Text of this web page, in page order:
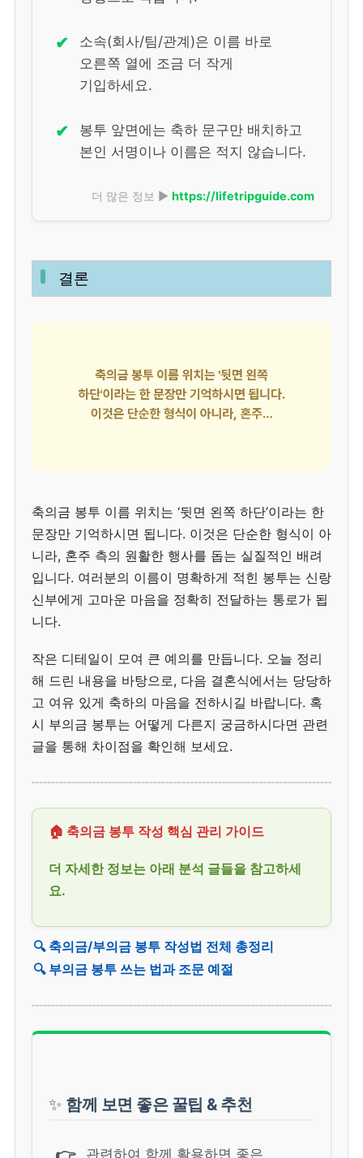
✔
소속(회사/팀/관계)은 이름 바로
오른쪽 열에 조금 더 작게
기입하세요.
✔
봉투 앞면에는 축하 문구만 배치하고
본인 서명이나 이름은 적지 않습니다.
더 많은 정보 ▶ https://lifetripguide.com
결론
축의금 봉투 이름 위치는 ‘뒷면 왼쪽 하단’이라는 한
문장만 기억하시면 됩니다. 이것은 단순한 형식이 아
니라, 혼주 측의 원활한 행사를 돕는 실질적인 배려
입니다. 여러분의 이름이 명확하게 적힌 봉투는 신랑
신부에게 고마운 마음을 정확히 전달하는 통로가 됩
니다.
작은 디테일이 모여 큰 예의를 만듭니다. 오늘 정리
해 드린 내용을 바탕으로, 다음 결혼식에서는 당당하
고 여유 있게 축하의 마음을 전하시길 바랍니다. 혹
시 부의금 봉투는 어떻게 다른지 궁금하시다면 관련
글을 통해 차이점을 확인해 보세요.
🏠 축의금 봉투 작성 핵심 관리 가이드
더 자세한 정보는 아래 분석 글들을 참고하세
요.
🔍 축의금/부의금 봉투 작성법 전체 총정리
🔍 부의금 봉투 쓰는 법과 조문 예절
✨ 함께 보면 좋은 꿀팁 & 추천
관련하여 함께 활용하면 좋은